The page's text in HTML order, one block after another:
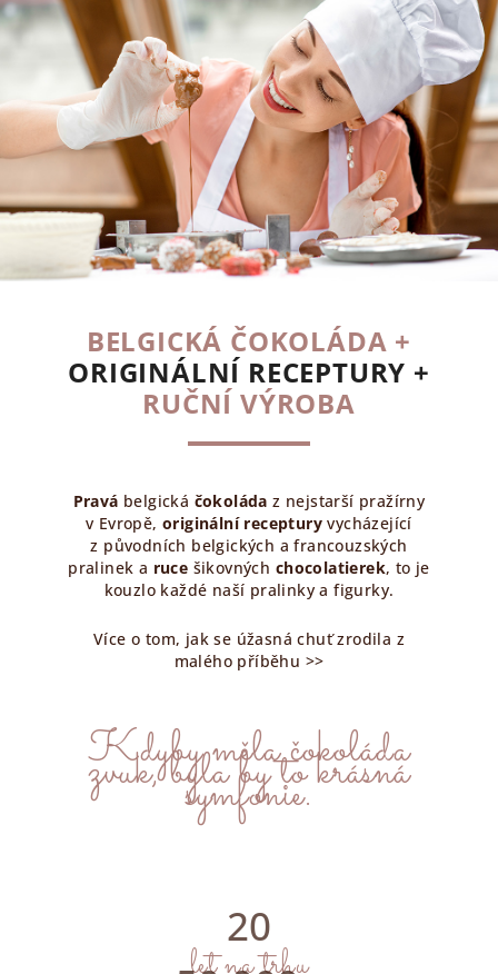
BELGICKÁ ČOKOLÁDA +
ORIGINÁLNÍ RECEPTURY +
RUČNÍ VÝROBA
Pravá belgická čokoláda z nejstarší pražírny
v Evropě,originální receptury vycházející
z původních belgických a francouzských
pralinek a ruce šikovných chocolatierek, to je
kouzlo každé naší pralinky a figurky.
Více o tom, jak se úžasná chuť zrodila z
malého příběhu >>
Kdyby měla čokoláda
zvuk, byla by to krásná
symfonie.
20